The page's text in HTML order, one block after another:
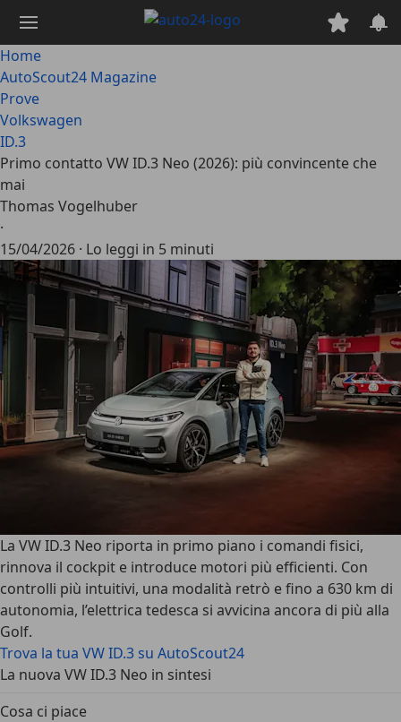
contenuto
principale
Home
AutoScout24 Magazine
Prove
Volkswagen
ID.3
Primo contatto VW ID.3 Neo (2026): più convincente che
mai
Thomas Vogelhuber
·
15/04/2026 · Lo leggi in 5 minuti
La VW ID.3 Neo riporta in primo piano i comandi fisici,
rinnova il cockpit e introduce motori più efficienti. Con
controlli più intuitivi, una modalità retrò e fino a 630 km di
autonomia, l’elettrica tedesca si avvicina ancora di più alla
Golf.
Trova la tua VW ID.3 su AutoScout24
La nuova VW ID.3 Neo in sintesi
Cosa ci piace